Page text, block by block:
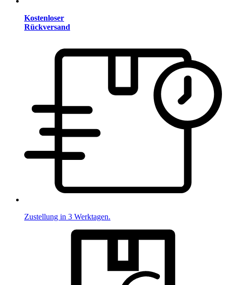
Kostenloser
Rückversand
Zustellung in 3 Werktagen.